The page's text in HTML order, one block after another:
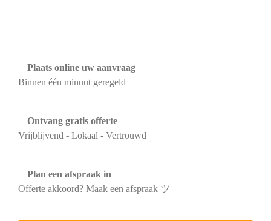
Plaats online uw aanvraag
Binnen één minuut geregeld
Ontvang gratis offerte
Vrijblijvend - Lokaal - Vertrouwd
Plan een afspraak in
Offerte akkoord? Maak een afspraak ツ